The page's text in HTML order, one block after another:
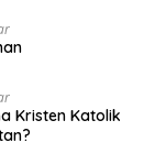
Kristen Katolik